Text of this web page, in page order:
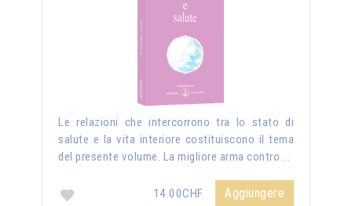
Le relazioni che intercorrono tra lo stato di
salute e la vita interiore costituiscono il tema
del presente volume. La migliore arma contro …
14.00CHF Aggiungere